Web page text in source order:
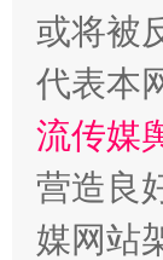
或将被
代表本
流传媒
营造良
媒网站